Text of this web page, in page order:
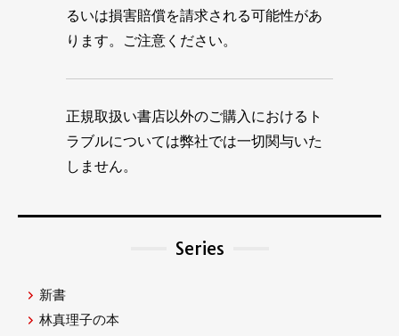
るいは損害賠償を請求される可能性があ
ります。ご注意ください。
正規取扱い書店以外のご購入におけるト
ラブルについては弊社では一切関与いた
しません。
Series
新書
林真理子の本